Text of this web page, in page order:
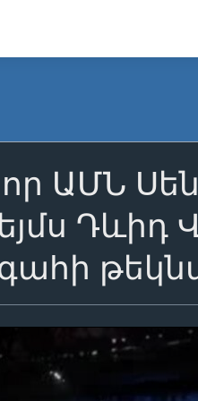
ԱՄՆ
Դևիդ